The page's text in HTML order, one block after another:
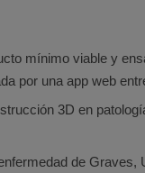
mínimo viable y
por una app web
3D en
de